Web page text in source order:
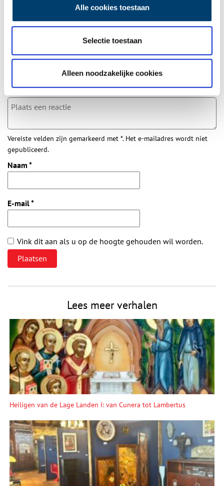
Alle cookies toestaan
Selectie toestaan
Alleen noodzakelijke cookies
Bij inschrijving gaat u akkoord met onsprivacybeleid.
Aanvullingen
Vul deze informatie aan of geef een reactie.
Vereiste velden zijn gemarkeerd met *. Het e-mailadres wordt niet
gepubliceerd.
Naam *
E-mail*
Vink dit aan als u op de hoogte gehouden wil worden.
Lees meer verhalen
Heiligen van de Lage Landen I: van Cunera tot Lambertus